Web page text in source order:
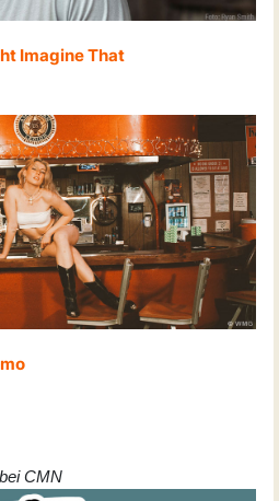
Imagine That
CMN